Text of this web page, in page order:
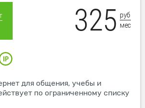
325 руб
мес
для общения, учебы и
по ограниченному списку